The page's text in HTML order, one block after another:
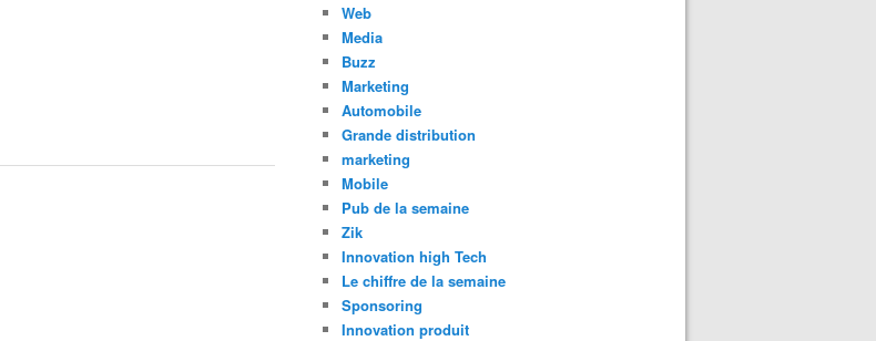
Web
Media
Buzz
Marketing
Automobile
Grande distribution
marketing
Mobile
Pub de la semaine
Zik
Innovation high Tech
Le chiffre de la semaine
Sponsoring
Innovation produit